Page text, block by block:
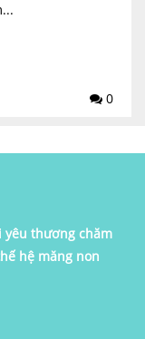
0
yêu thương chăm
hệ măng non